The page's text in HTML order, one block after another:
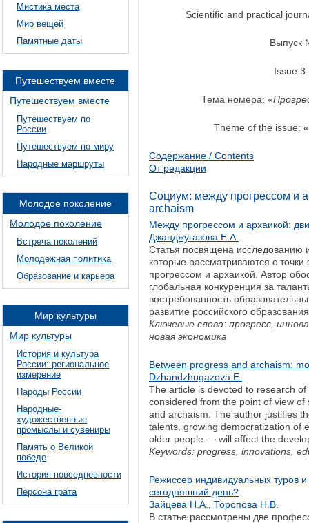
Scientific and practical
Выпуск
Issue 3
Тема номера: «
Theme of the issue: «
Содержание / Contents
От редакции
Социум: между прогрессом и
archaism
Между прогрессом и архаикой:
Джанджугазова Е.А.
Статья посвящена исследованию
которые рассматриваются с
прогрессом и архаикой. Автор
глобальная конкуренция за
востребованность
развитие российского
Ключевые слова: прогресс,
новая экономика
Between progress and archaism:
Dzhandzhugazova E.
The article is devoted to research
considered from the point of view
and archaism. The author justifies
talents, growing democratization of
older people — will affect the
Keywords: progress, innovations,
Режиссер индивидуальных туров
сегодняшний день?
Зайцева Н.А., Торопова Н.В.
В статье рассмотрены две
Мистика места
Мир вещей
Памятные даты
Путешествуем вместе
Путешествуем вместе
Путешествуем по
России
Путешествуем по миру
Народные маршруты
Молодое поколение
Молодое поколение
Встреча поколений
Молодежная политика
Образование и карьера
Мир культуры
Мир культуры
История и культура
России: региональное
измерение
Народы России
Народные-
художественные
промыслы и сувениры
Память о Великой
победе
История повседневности
Персона грата